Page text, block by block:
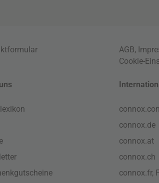
AGB,
Cookie-
connox.de
connox.at
connox.ch
connox.fr,